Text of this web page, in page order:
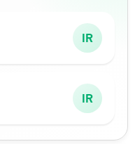
IR
IR